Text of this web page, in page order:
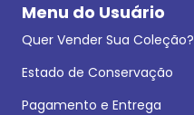
Menu do Usuário
Quer Vender Sua Coleção?
Estado de Conservação
Pagamento e Entrega